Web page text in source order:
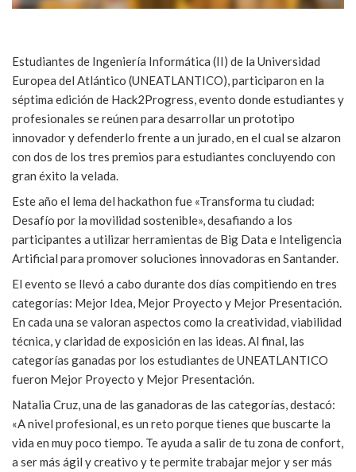
Estudiantes de Ingeniería Informática (II) de la Universidad
Europea del Atlántico (UNEATLANTICO), participaron en la
séptima edición de Hack2Progress, evento donde estudiantes y
profesionales se reúnen para desarrollar un prototipo
innovador y defenderlo frente a un jurado, en el cual se alzaron
con dos de los tres premios para estudiantes concluyendo con
gran éxito la velada.
Este año el lema del hackathon fue «Transforma tu ciudad:
Desafío por la movilidad sostenible», desafiando a los
participantes a utilizar herramientas de Big Data e Inteligencia
Artificial para promover soluciones innovadoras en Santander.
El evento se llevó a cabo durante dos días compitiendo en tres
categorías: Mejor Idea, Mejor Proyecto y Mejor Presentación.
En cada una se valoran aspectos como la creatividad, viabilidad
técnica, y claridad de exposición en las ideas. Al final, las
categorías ganadas por los estudiantes de UNEATLANTICO
fueron Mejor Proyecto y Mejor Presentación.
Natalia Cruz, una de las ganadoras de las categorías, destacó:
«A nivel profesional, es un reto porque tienes que buscarte la
vida en muy poco tiempo. Te ayuda a salir de tu zona de confort,
a ser más ágil y creativo y te permite trabajar mejor y ser más